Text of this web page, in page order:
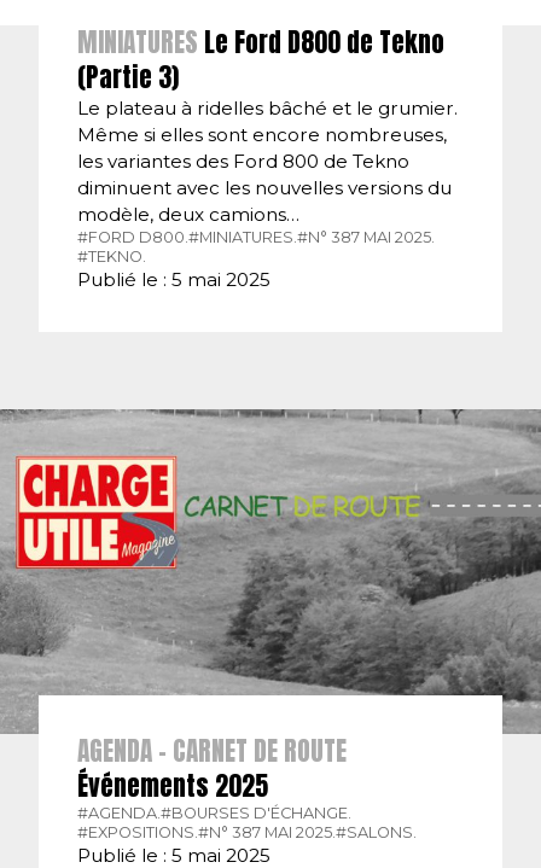
MINIATURES Le Ford D800 de Tekno
(Partie 3)
Le plateau à ridelles bâché et le grumier.
Même si elles sont encore nombreuses,
les variantes des Ford 800 de Tekno
diminuent avec les nouvelles versions du
modèle, deux camions…
#FORD D800.#MINIATURES.#N° 387 MAI 2025.
#TEKNO.
Publié le : 5 mai 2025
AGENDA - CARNET DE ROUTE
Événements 2025
#AGENDA. #BOURSES D'ÉCHANGE.
#EXPOSITIONS. #N° 387 MAI 2025. #SALONS.
Publié le : 5 mai 2025